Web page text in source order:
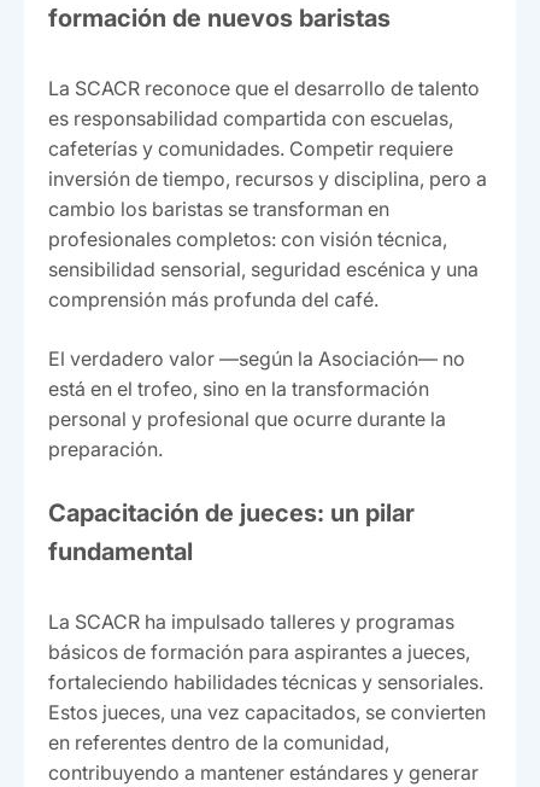
formación de nuevos baristas
La SCACR reconoce que el desarrollo de talento
es responsabilidad compartida con escuelas,
cafeterías y comunidades. Competir requiere
inversión de tiempo, recursos y disciplina, pero a
cambio los baristas se transforman en
profesionales completos: con visión técnica,
sensibilidad sensorial, seguridad escénica y una
comprensión más profunda del café.
El verdadero valor —según la Asociación— no
está en el trofeo, sino en la transformación
personal y profesional que ocurre durante la
preparación.
Capacitación de jueces: un pilar
fundamental
La SCACR ha impulsado talleres y programas
básicos de formación para aspirantes a jueces,
fortaleciendo habilidades técnicas y sensoriales.
Estos jueces, una vez capacitados, se convierten
en referentes dentro de la comunidad,
contribuyendo a mantener estándares y generar